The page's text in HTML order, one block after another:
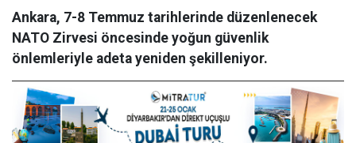
Ankara, 7-8 Temmuz tarihlerinde düzenlenecek
NATO Zirvesi öncesinde yoğun güvenlik
önlemleriyle adeta yeniden şekilleniyor.